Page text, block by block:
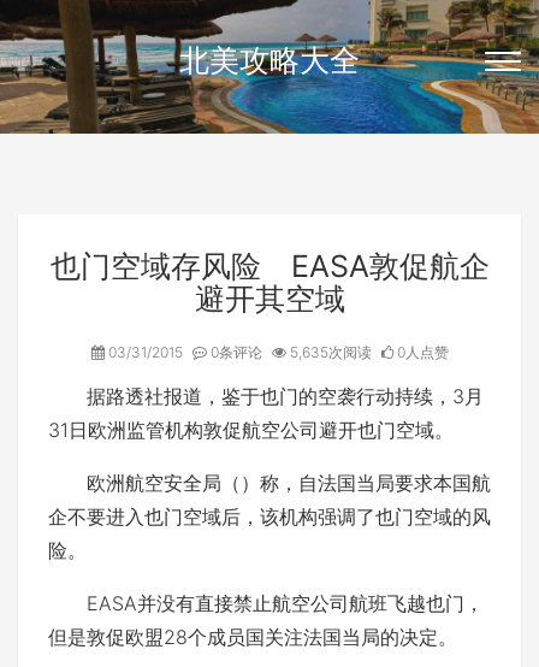
北美攻略大全
也门空域存风险 EASA敦促航企
避开其空域
03/31/2015 0条评论 5,635次阅读 0人点赞
据路透社报道，鉴于也门的空袭行动持续，3月
31日欧洲监管机构敦促航空公司避开也门空域。
欧洲航空安全局（）称，自法国当局要求本国航
企不要进入也门空域后，该机构强调了也门空域的风
险。
EASA并没有直接禁止航空公司航班飞越也门，
但是敦促欧盟28个成员国关注法国当局的决定。